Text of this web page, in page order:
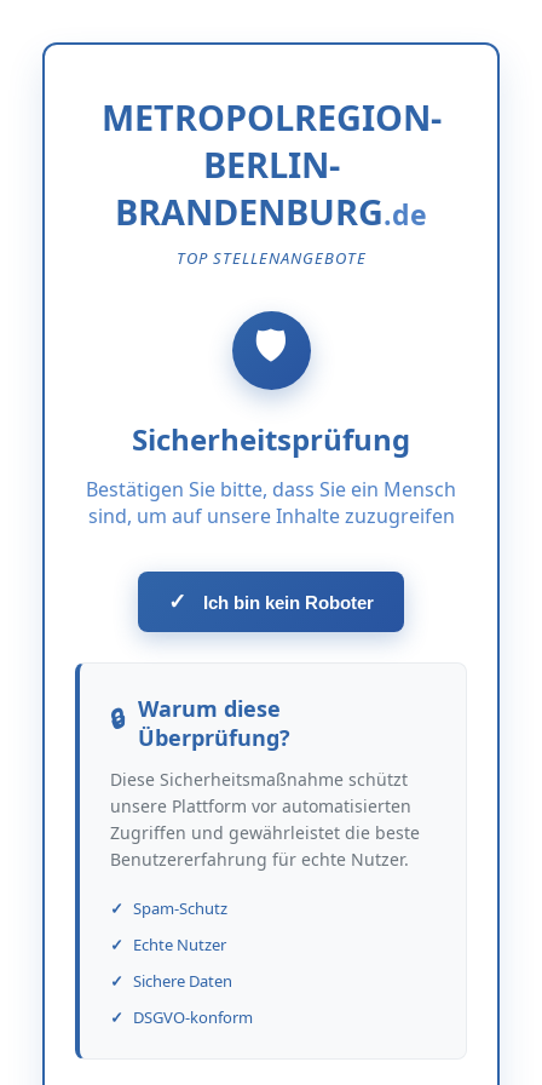
METROPOLREGION-
BERLIN-
BRANDENBURG
TOP STELLENANGEBOTE
Sicherheitsprüfung
Bestätigen Sie bitte, dass Sie ein Mensch
sind, um auf unsere Inhalte zuzugreifen
✓ Ich bin kein Roboter
Warum diese
Überprüfung?
Diese Sicherheitsmaßnahme schützt
unsere Plattform vor automatisierten
Zugriffen und gewährleistet die beste
Benutzererfahrung für echte Nutzer.
Spam-Schutz
Echte Nutzer
Sichere Daten
DSGVO-konform